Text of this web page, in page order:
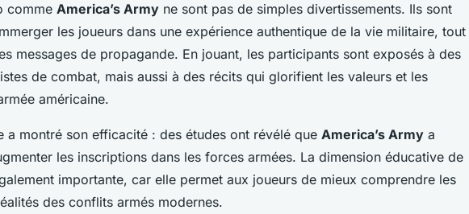
comme America’s Army ne sont pas de simples divertissements. Ils sont
les joueurs dans une expérience authentique de la vie militaire, tout
messages de propagande. En jouant, les participants sont exposés à des
de combat, mais aussi à des récits qui glorifient les valeurs et les
américaine.
a montré son efficacité : des études ont révélé que America’s Army a
les inscriptions dans les forces armées. La dimension éducative de
importante, car elle permet aux joueurs de mieux comprendre les
des conflits armés modernes.